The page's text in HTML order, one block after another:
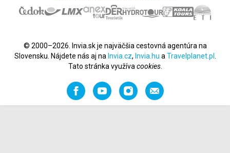
© 2000–2026. Invia.sk je najväčšia cestovná agentúra na
Slovensku. Nájdete nás aj na Invia.cz, Invia.hu a Travelplanet.pl
Tato stránka využíva cookies.
FacebookYouTubeInstagramOdporučiť